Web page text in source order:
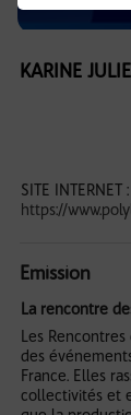
KARINE
SITE INTERNET :
https://
Emission
La rencontre
Les
des
France. Elles
collectivités et